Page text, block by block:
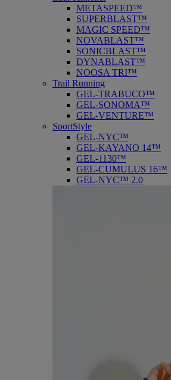
METASPEED™
SUPERBLAST™
MAGIC SPEED™
NOVABLAST™
SONICBLAST™
DYNABLAST™
NOOSA TRI™
Trail Running
GEL-TRABUCO™
GEL-SONOMA™
GEL-VENTURE™
SportStyle
GEL-NYC™
GEL-KAYANO 14™
GEL-1130™
GEL-CUMULUS 16™
GEL-NYC™ 2.0